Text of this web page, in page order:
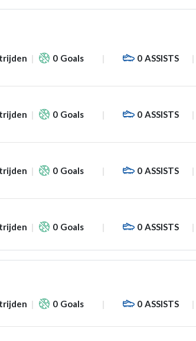
0 Goals 0 ASSISTS
0 Goals 0 ASSISTS
0 Goals 0 ASSISTS
0 Goals 0 ASSISTS
0 Goals 0 ASSISTS